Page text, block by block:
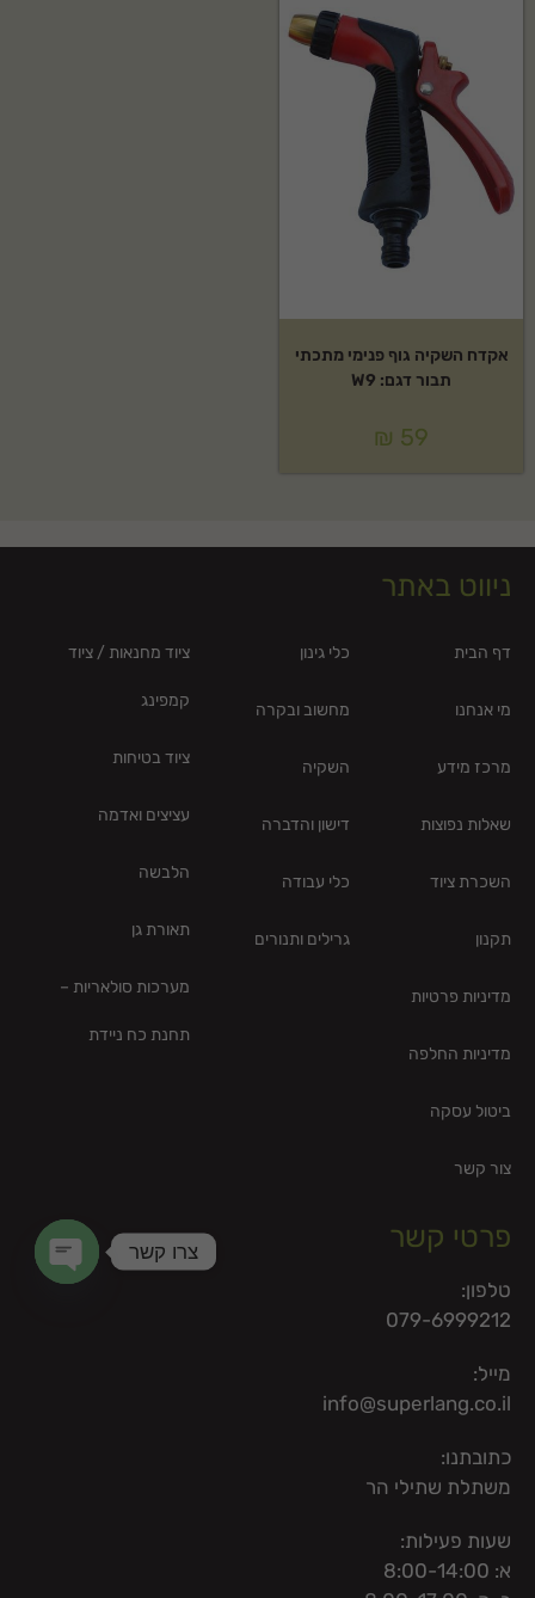
אקדח השקיה גוף פנימי מתכתי
תבור דגם: W9
₪ 59
ניווט באתר
דף הבית
מי אנחנו
מרכז מידע
שאלות נפוצות
השכרת ציוד
תקנון
מדיניות פרטיות
מדיניות החלפה
ביטול עסקה
צור קשר
כלי גינון
מחשוב ובקרה
השקיה
דישון והדברה
כלי עבודה
גרילים ותנורים
ציוד מחנאות / ציוד
קמפינג
ציוד בטיחות
עציצים ואדמה
הלבשה
תאורת גן
מערכות סולאריות –
תחנת כח ניידת
פרטי קשר
טלפון:
079-6999212
מייל:
info@superlang.co.il
כתובתנו:
משתלת שתילי הר
שעות פעילות:
א: 8:00-14:00
צרו קשר